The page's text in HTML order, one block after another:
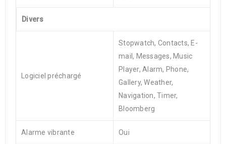
Divers
Logiciel préchargé
Stopwatch, Contacts, E-
mail, Messages, Music
Player, Alarm, Phone,
Gallery, Weather,
Navigation, Timer,
Bloomberg
Alarme vibrante Oui